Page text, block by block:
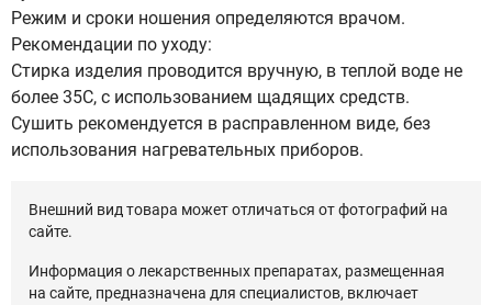
Режим и сроки ношения определяются врачом.
Рекомендации по уходу:
Стирка изделия проводится вручную, в теплой воде не
более 35С, с использованием щадящих средств.
Сушить рекомендуется в расправленном виде, без
использования нагревательных приборов.
Внешний вид товара может отличаться от фотографий на
сайте.
Информация о лекарственных препаратах, размещенная
на сайте, предназначена для специалистов, включает